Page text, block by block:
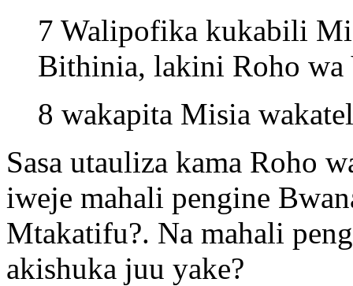
7 Walipofika kukabili
Bithinia, lakini Roho wa
8 wakapita Misia
Sasa utauliza kama Roho
iweje mahali pengine
Mtakatifu?. Na mahali
akishuka juu yake?